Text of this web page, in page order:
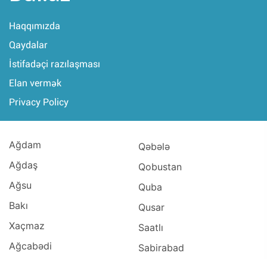
Haqqımızda
Qaydalar
İstifadəçi razılaşması
Elan vermək
Privacy Policy
Ağdam
Ağdaş
Ağsu
Bakı
Xaçmaz
Ağcabədi
Qəbələ
Qobustan
Quba
Qusar
Saatlı
Sabirabad